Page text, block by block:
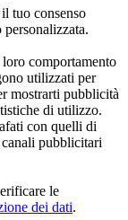
tuo consenso
comportamento
utilizzati per
mostrarti pubblicità
di utilizzo.
con quelli di
pubblicitari
le
dei dati.